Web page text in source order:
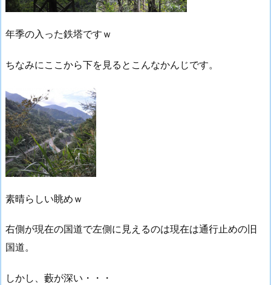
年季の入った鉄塔ですｗ
ちなみにここから下を見るとこんなかんじです。
素晴らしい眺めｗ
右側が現在の国道で左側に見えるのは現在は通行止めの旧
国道。
しかし、藪が深い・・・